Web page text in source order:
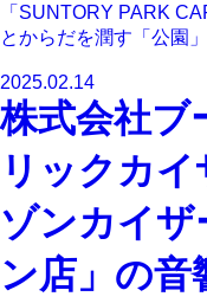
「SUNTORY PARK
とからだを潤す「公園
2025.02.14
株式会社ブ
リックカ
ゾンカイザ
ン店」の音